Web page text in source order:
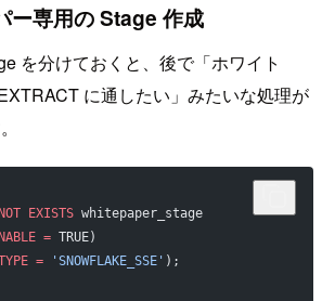
ー専用の Stage 作成
を分けておくと、後で「ホワイト
に通したい」みたいな処理が
EXISTS whitepaper_stage
= TRUE)
= 'SNOWFLAKE_SSE' );